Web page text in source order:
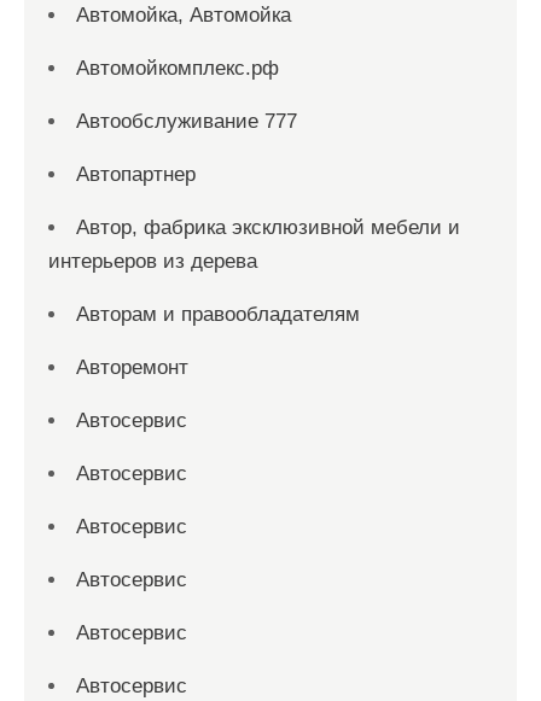
Автомойка, Автомойка
Автомойкомплекс.рф
Автообслуживание 777
Автопартнер
Автор, фабрика эксклюзивной мебели и
интерьеров из дерева
Авторам и правообладателям
Авторемонт
Автосервис
Автосервис
Автосервис
Автосервис
Автосервис
Автосервис